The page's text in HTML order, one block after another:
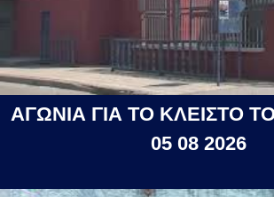
ΑΓΩΝΙΑ ΓΙΑ ΤΟ ΚΛΕΙΣΤΟ
05 08 2026